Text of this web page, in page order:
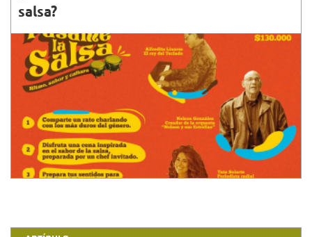
salsa?
30•NOV•2018
Se trata de la primera cena clandestina que
organiza la Fuga....